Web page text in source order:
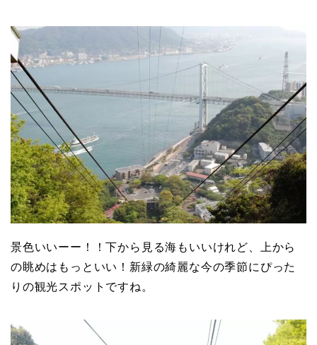
景色いいーー！！下から見る海もいいけれど、上から
の眺めはもっといい！新緑の綺麗な今の季節にぴった
りの観光スポットですね。